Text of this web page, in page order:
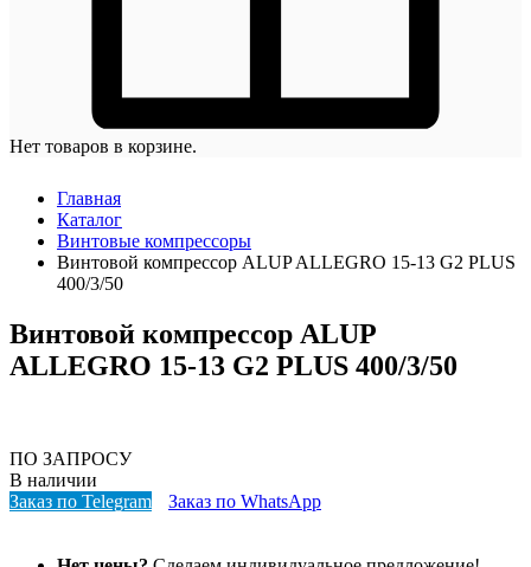
Нет товаров в корзине.
Главная
Каталог
Винтовые компрессоры
Винтовой компрессор ALUP ALLEGRO 15-13 G2 PLUS
400/3/50
Винтовой компрессор ALUP
ALLEGRO 15-13 G2 PLUS 400/3/50
ПО ЗАПРОСУ
В наличии
Заказ по Telegram
Заказ по WhatsApp